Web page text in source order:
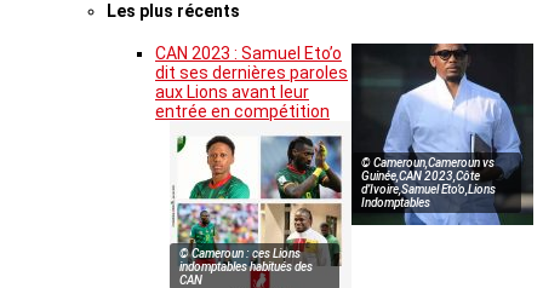
Les plus récents
© Cameroun,Cameroun vs
Guinée,CAN 2023,Côte
d’Ivoire,Samuel Eto’o,Lions
Indomptables
CAN 2023 : Samuel Eto’o
dit ses dernières paroles
aux Lions avant leur
entrée en compétition
© Cameroun : ces Lions
indomptables habitués des
CAN